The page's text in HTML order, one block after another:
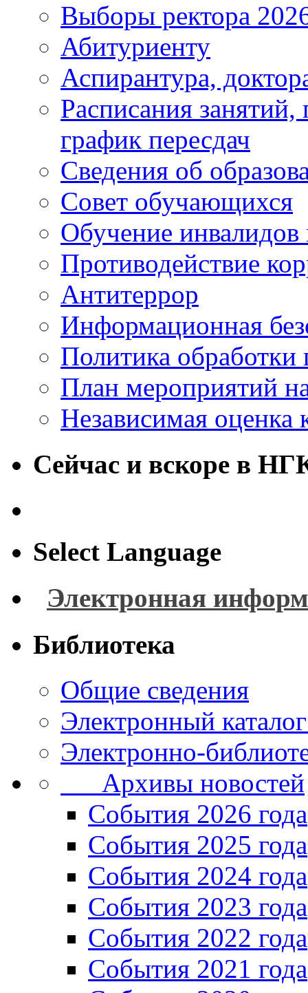
Выборы ректора
Абитуриенту
Аспирантура,
Расписания
график пересдач
Сведения об
Совет обучающихся
Обучение
Противодействие
Антитеррор
Информационная
Политика
План мероприятий
Независимая оценка
Сейчас и вскоре в
Select Language
Электронная
Библиотека
Общие сведения
Электронный
Электронно-
Архивы новостей
Cобытия 2026 года
События 2025 года
События 2024 года
События 2023 года
Cобытия 2022 года
Cобытия 2021 года